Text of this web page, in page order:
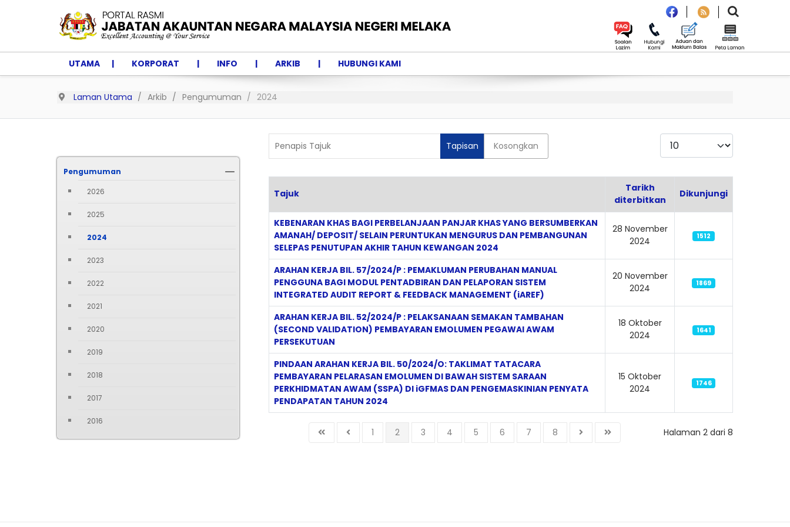
UTAMA KORPORAT INFO ARKIB HUBUNGI KAMI
Laman Utama Arkib Pengumuman 2024
Pengumuman
2026
2025
2024
2023
2022
2021
2020
2019
2018
2017
2016
Tapisan Kosongkan
Paparkan
Tajuk
Tarikh
diterbitkan
Dikunjungi
KEBENARAN KHAS BAGI PERBELANJAAN PANJAR KHAS YANG BERSUMBERKAN
AMANAH/ DEPOSIT/ SELAIN PERUNTUKAN MENGURUS DAN PEMBANGUNAN
SELEPAS PENUTUPAN AKHIR TAHUN KEWANGAN 2024
28 November
2024
1512
ARAHAN KERJA BIL. 57/2024/P : PEMAKLUMAN PERUBAHAN MANUAL
PENGGUNA BAGI MODUL PENTADBIRAN DAN PELAPORAN SISTEM
INTEGRATED AUDIT REPORT & FEEDBACK MANAGEMENT (iAREF)
20 November
2024
1869
ARAHAN KERJA BIL. 52/2024/P : PELAKSANAAN SEMAKAN TAMBAHAN
(SECOND VALIDATION) PEMBAYARAN EMOLUMEN PEGAWAI AWAM
PERSEKUTUAN
18 Oktober
2024
1641
PINDAAN ARAHAN KERJA BIL. 50/2024/O: TAKLIMAT TATACARA
PEMBAYARAN PELARASAN EMOLUMEN DI BAWAH SISTEM SARAAN
PERKHIDMATAN AWAM (SSPA) DI iGFMAS DAN PENGEMASKINIAN PENYATA
PENDAPATAN TAHUN 2024
15 Oktober
2024
1746
Halaman 2 dari 8
1 2 3 4 5 6 7 8